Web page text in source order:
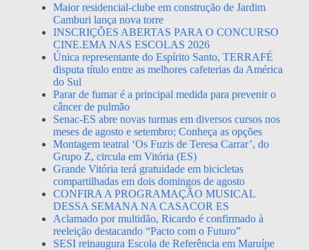
Maior residencial-clube em construção de Jardim
Camburi lança nova torre
INSCRIÇÕES ABERTAS PARA O CONCURSO
CINE.EMA NAS ESCOLAS 2026
Única representante do Espírito Santo, TERRAFÉ
disputa título entre as melhores cafeterias da América
do Sul
Parar de fumar é a principal medida para prevenir o
câncer de pulmão
Senac-ES abre novas turmas em diversos cursos nos
meses de agosto e setembro; Conheça as opções
Montagem teatral ‘Os Fuzis de Teresa Carrar’, do
Grupo Z, circula em Vitória (ES)
Grande Vitória terá gratuidade em bicicletas
compartilhadas em dois domingos de agosto
CONFIRA A PROGRAMAÇÃO MUSICAL
DESSA SEMANA NA CASACOR ES
Aclamado por multidão, Ricardo é confirmado à
reeleição destacando “Pacto com o Futuro”
SESI reinaugura Escola de Referência em Maruípe